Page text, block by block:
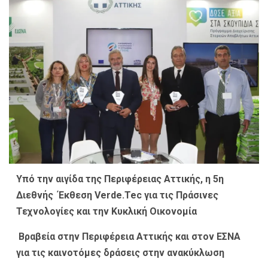
Υπό την αιγίδα της Περιφέρειας Αττικής, η 5η
Διεθνής Έκθεση Verde.Tec για τις Πράσινες
Τεχνολογίες και την Κυκλική Οικονομία
Βραβεία στην Περιφέρεια Αττικής και στον ΕΣΝΑ
για τις καινοτόμες δράσεις στην ανακύκλωση